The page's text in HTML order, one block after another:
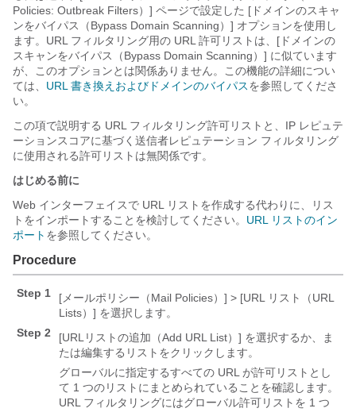
Policies: Outbreak Filters）] ページで設定した [ドメインのスキャ
ンをバイパス（Bypass Domain Scanning）] オプションを使用し
ます。URL フィルタリング用の URL 許可リストは、[ドメインの
スキャンをバイパス（Bypass Domain Scanning）] に似ています
が、このオプションとは関係ありません。この機能の詳細につい
ては、 URL 書き換えおよびドメインのバイパスを参照してくださ
い。
この項で説明する URL フィルタリング許可リストと、 IP レピュテ
ーションスコアに基づく送信者レピュテーション フィルタリング
に使用される許可リストは無関係です。
はじめる前に
Web インターフェイスで URL リストを作成する代わりに、リス
トをインポートすることを検討してください。 URL リストのイン
ポート を参照してください。
Procedure
Step 1
[メールポリシー（Mail Policies）] > [URL リスト（URL
Lists）] を選択します。
Step 2
[URLリストの追加（Add URL List）] を選択するか、ま
たは編集するリストをクリックします。
グローバルに指定するすべての URL が許可リストとし
て 1 つのリストにまとめられていることを確認します。
URL フィルタリングにはグローバル許可リストを 1 つ